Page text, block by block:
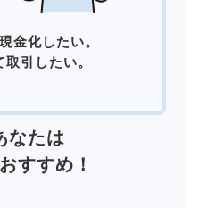
金化したい。
引したい。
なたは
すすめ！